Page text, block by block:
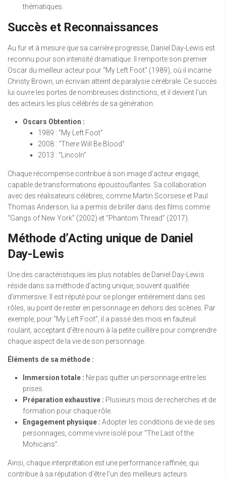
thématiques.
Succès et Reconnaissances
Au fur et à mesure que sa carrière progresse, Daniel Day-Lewis est
reconnu pour son intensité dramatique. Il remporte son premier
Oscar du meilleur acteur pour “My Left Foot” (1989), où il incarne
Christy Brown, un écrivain atteint de paralysie cérébrale. Ce succès
lui ouvre les portes de nombreuses distinctions, et il devient l’un
des acteurs les plus célébrés de sa génération.
Oscars Obtention :
1989 : “My Left Foot”
2008 : “There Will Be Blood”
2013 : “Lincoln”
Chaque récompense contribue à son image d’acteur engagé,
capable de transformations époustouflantes. Sa collaboration
avec des réalisateurs célèbres, comme Martin Scorsese et Paul
Thomas Anderson, lui a permis de briller dans des films comme
“Gangs of New York” (2002) et “Phantom Thread” (2017).
Méthode d’Acting unique de Daniel
Day-Lewis
Une des caractéristiques les plus notables de Daniel Day-Lewis
réside dans sa méthode d’acting unique, souvent qualifiée
d’immersive. Il est réputé pour se plonger entièrement dans ses
rôles, au point de rester en personnage en dehors des scènes. Par
exemple, pour “My Left Foot”, il a passé des mois en fauteuil
roulant, acceptant d’être nourri à la petite cuillère pour comprendre
chaque aspect de la vie de son personnage.
Éléments de sa méthode :
Immersion totale : Ne pas quitter un personnage entre les
prises.
Préparation exhaustive : Plusieurs mois de recherches et de
formation pour chaque rôle.
Engagement physique : Adopter les conditions de vie de ses
personnages, comme vivre isolé pour “The Last of the
Mohicans”.
Ainsi, chaque interprétation est une performance raffinée, qui
contribue à sa réputation d’être l’un des meilleurs acteurs